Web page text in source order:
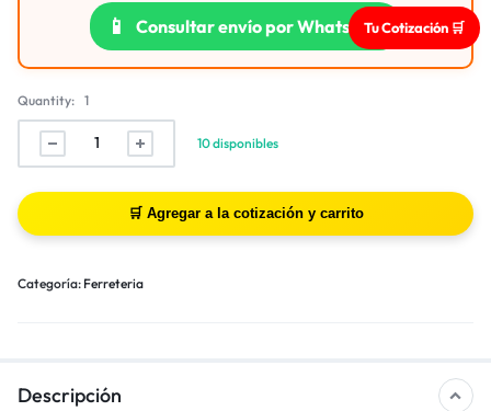
📱 Consultar envío por WhatsApp
Quantity: 1
10 disponibles
Categoría: Ferreteria
Descripción
Tu Cotización 🛒